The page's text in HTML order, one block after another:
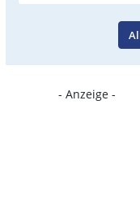
- Anzeige -